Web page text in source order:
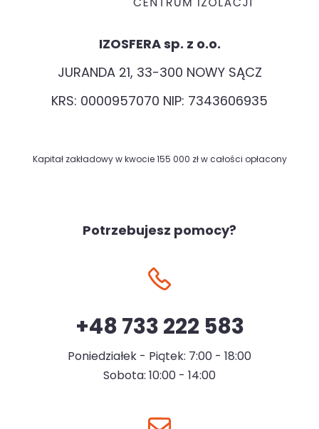
IZOSFERA sp. z o.o.
JURANDA 21, 33-300 NOWY SĄCZ
KRS: 0000957070 NIP: 7343606935
Kapitał zakładowy w kwocie 155 000 zł w całości opłacony
Potrzebujesz pomocy?
+48 733 222 583
Poniedziałek - Piątek: 7:00 - 18:00
Sobota: 10:00 - 14:00